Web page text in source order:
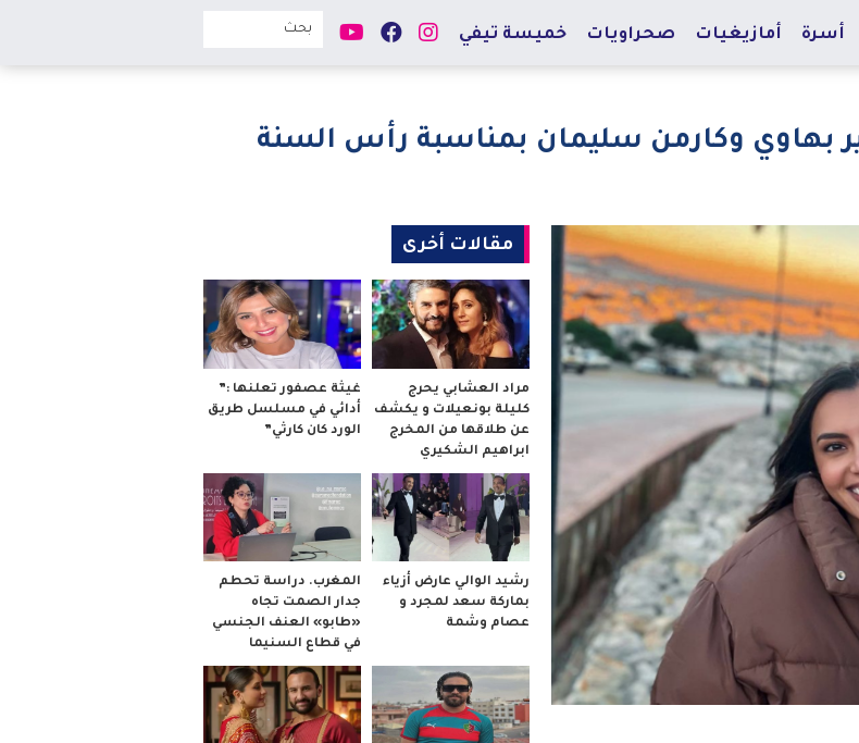
أسرة أمازيغيات صحراويات خميسة تيفي
بهاوي وكارمن سليمان بمناسبة رأس السنة
مقالات أخرى
مراد العشابي يحرج
كليلة بونعيلات و يكشف
عن طلاقها من المخرج
ابراهيم الشكيري
غيثة عصفور تعلنها :”
أدائي في مسلسل طريق
الورد كان كارثي”
رشيد الوالي عارض أزياء
بماركة سعد لمجرد و
عصام وشمة
المغرب. دراسة تحطم
جدار الصمت تجاه
«طابو» العنف الجنسي
في قطاع السنيما